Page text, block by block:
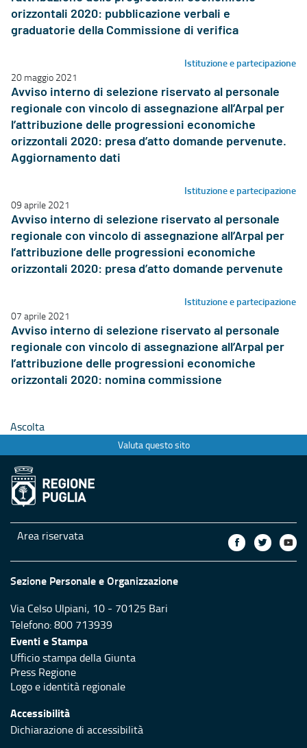
orizzontali 2020: pubblicazione verbali e
graduatorie della Commissione di verifica
Istituzione e partecipazione
20 maggio 2021
Avviso interno di selezione riservato al personale
regionale con vincolo di assegnazione all’Arpal per
l’attribuzione delle progressioni economiche
orizzontali 2020: presa d’atto domande pervenute.
Aggiornamento dati
Istituzione e partecipazione
09 aprile 2021
Avviso interno di selezione riservato al personale
regionale con vincolo di assegnazione all’Arpal per
l’attribuzione delle progressioni economiche
orizzontali 2020: presa d’atto domande pervenute
Istituzione e partecipazione
07 aprile 2021
Avviso interno di selezione riservato al personale
regionale con vincolo di assegnazione all’Arpal per
l’attribuzione delle progressioni economiche
orizzontali 2020: nomina commissione
Ascolta
Valuta questo sito
Area riservata
Sezione Personale e Organizzazione
Via Celso Ulpiani, 10 - 70125 Bari
Telefono: 800 713939
Eventi e Stampa
Ufficio stampa della Giunta
Press Regione
Logo e identità regionale
Accessibilità
Dichiarazione di accessibilità